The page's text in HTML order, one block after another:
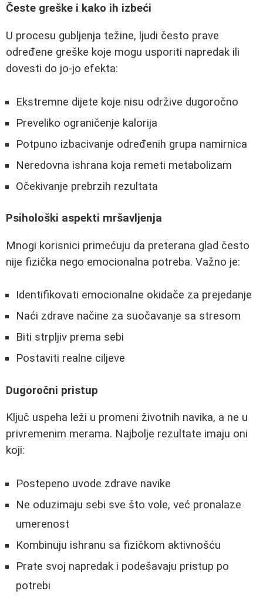
Česte greške i kako ih izbeći
U procesu gubljenja težine, ljudi često prave
određene greške koje mogu usporiti napredak ili
dovesti do jo-jo efekta:
Ekstremne dijete koje nisu održive dugoročno
Preveliko ograničenje kalorija
Potpuno izbacivanje određenih grupa namirnica
Neredovna ishrana koja remeti metabolizam
Očekivanje prebrzih rezultata
Psihološki aspekti mršavljenja
Mnogi korisnici primećuju da preterana glad često
nije fizička nego emocionalna potreba. Važno je:
Identifikovati emocionalne okidače za prejedanje
Naći zdrave načine za suočavanje sa stresom
Biti strpljiv prema sebi
Postaviti realne ciljeve
Dugoročni pristup
Ključ uspeha leži u promeni životnih navika, a ne u
privremenim merama. Najbolje rezultate imaju oni
koji:
Postepeno uvode zdrave navike
Ne oduzimaju sebi sve što vole, već pronalaze
umerenost
Kombinuju ishranu sa fizičkom aktivnošću
Prate svoj napredak i podešavaju pristup po
potrebi